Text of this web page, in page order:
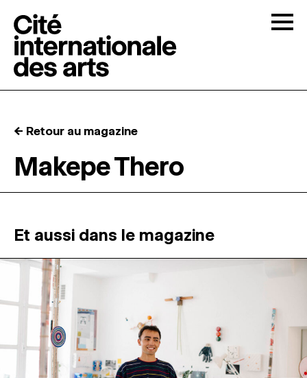
RÉSIDENCES ↓
ATELIERS OUVERTS
PROGRAMMATION
MAGAZINE
ESPACES DE PRATIQUE ARTISTIQUE ↓
← Retour au magazine
Makepe Thero
Et aussi dans le magazine